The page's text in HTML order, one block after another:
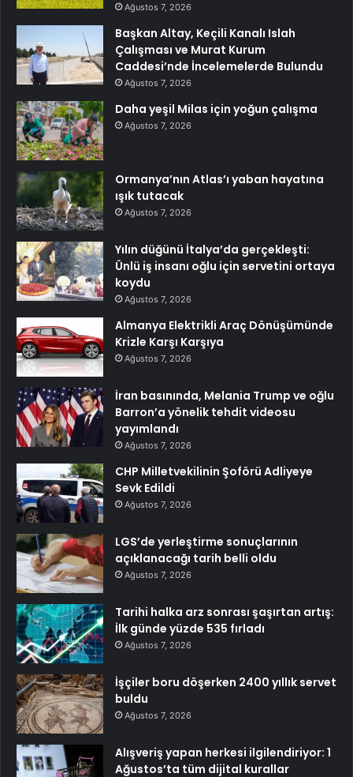
Ağustos 7, 2026
Başkan Altay, Keçili Kanalı Islah
Çalışması ve Murat Kurum
Caddesi’nde İncelemelerde Bulundu
Ağustos 7, 2026
Daha yeşil Milas için yoğun çalışma
Ağustos 7, 2026
Ormanya’nın Atlas’ı yaban hayatına
ışık tutacak
Ağustos 7, 2026
Yılın düğünü İtalya’da gerçekleşti:
Ünlü iş insanı oğlu için servetini ortaya
koydu
Ağustos 7, 2026
Almanya Elektrikli Araç Dönüşümünde
Krizle Karşı Karşıya
Ağustos 7, 2026
İran basınında, Melania Trump ve oğlu
Barron’a yönelik tehdit videosu
yayımlandı
Ağustos 7, 2026
CHP Milletvekilinin Şoförü Adliyeye
Sevk Edildi
Ağustos 7, 2026
LGS’de yerleştirme sonuçlarının
açıklanacağı tarih belli oldu
Ağustos 7, 2026
Tarihi halka arz sonrası şaşırtan artış:
İlk günde yüzde 535 fırladı
Ağustos 7, 2026
İşçiler boru döşerken 2400 yıllık servet
buldu
Ağustos 7, 2026
Alışveriş yapan herkesi ilgilendiriyor: 1
Ağustos’ta tüm dijital kurallar